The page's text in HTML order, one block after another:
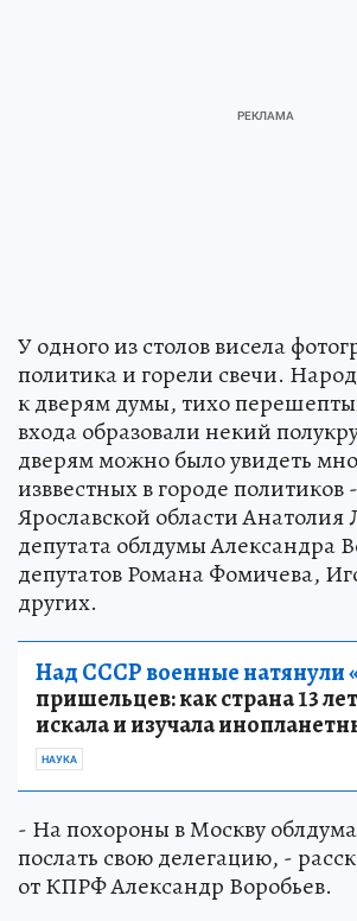
У одного из столов висела
политика и горели свечи.
к дверям думы, тихо
входа образовали некий
дверям можно было увидеть
изввестных в городе политиков
Ярославской области
депутата облдумы Александра
депутатов Романа Фомичева,
других.
Над СССР военные натянули
пришельцев: как страна 13
искала и изучала
НАУКА
- На похороны в Москву
послать свою делегацию, -
от КПРФ Александр Воробьев.